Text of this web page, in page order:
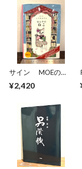
サイン MOEのえ
こ ヒグチユウコ
¥2,420